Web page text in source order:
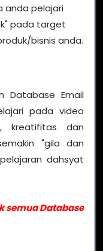
anda pelajari
pada target
bisnis anda.
Database Email
pada video
kreatifitas dan
"gila dan
dahsyat
semua Database